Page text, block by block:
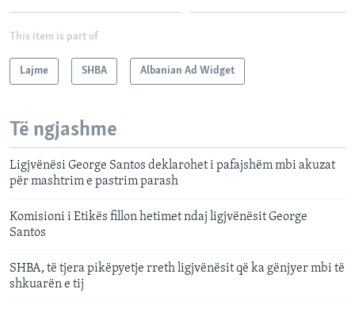
This item is part of
Lajme SHBA Albanian Ad Widget
Të ngjashme
Ligjvënësi George Santos deklarohet i pafajshëm mbi akuzat
për mashtrim e pastrim parash
Komisioni i Etikës fillon hetimet ndaj ligjvënësit George
Santos
SHBA, të tjera pikëpyetje rreth ligjvënësit që ka gënjyer mbi të
shkuarën e tij